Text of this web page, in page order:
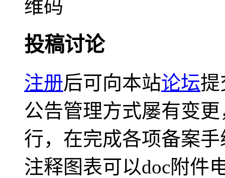
投稿讨论
注册后可向本站论坛提
公告管理方式屡有变
行，在完成各项备案
注释图表可以doc附件